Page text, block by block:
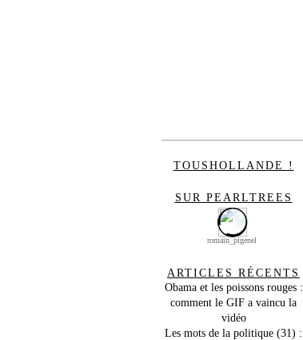
TOUSHOLLANDE !
SUR PEARLTREES
romain_pigenel
ARTICLES RÉCENTS
Obama et les poissons rouges :
comment le GIF a vaincu la
vidéo
Les mots de la politique (31) :